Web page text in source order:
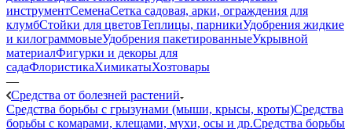
инструментСеменаСетка садовая, арки, ограждения для
клумбСтойки для цветовТеплицы, парникиУдобрения жидкие
и килограммовыеУдобрения пакетированныеУкрывной
материалФигурки и декоры для
садаФлористикаХимикатыХозтовары
—
Средства от болезней растений
Средства борьбы с грызунами (мыши, крысы, кроты)Средства
борьбы с комарами, клещами, мухи, осы и др.Средства борьбы